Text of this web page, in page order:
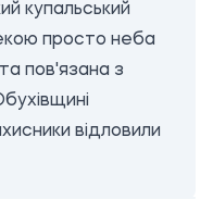
купальський
просто неба
пов'язана з
відловили